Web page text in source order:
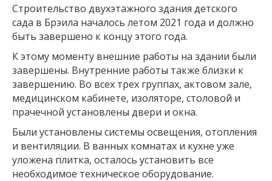
Строительство двухэтажного здания детского
сада в Брэила началось летом 2021 года и должно
быть завершено к концу этого года.
К этому моменту внешние работы на здании были
завершены. Внутренние работы также близки к
завершению. Во всех трех группах, актовом зале,
медицинском кабинете, изоляторе, столовой и
прачечной установлены двери и окна.
Были установлены системы освещения, отопления
и вентиляции. В ванных комнатах и кухне уже
уложена плитка, осталось установить все
необходимое техническое оборудование.